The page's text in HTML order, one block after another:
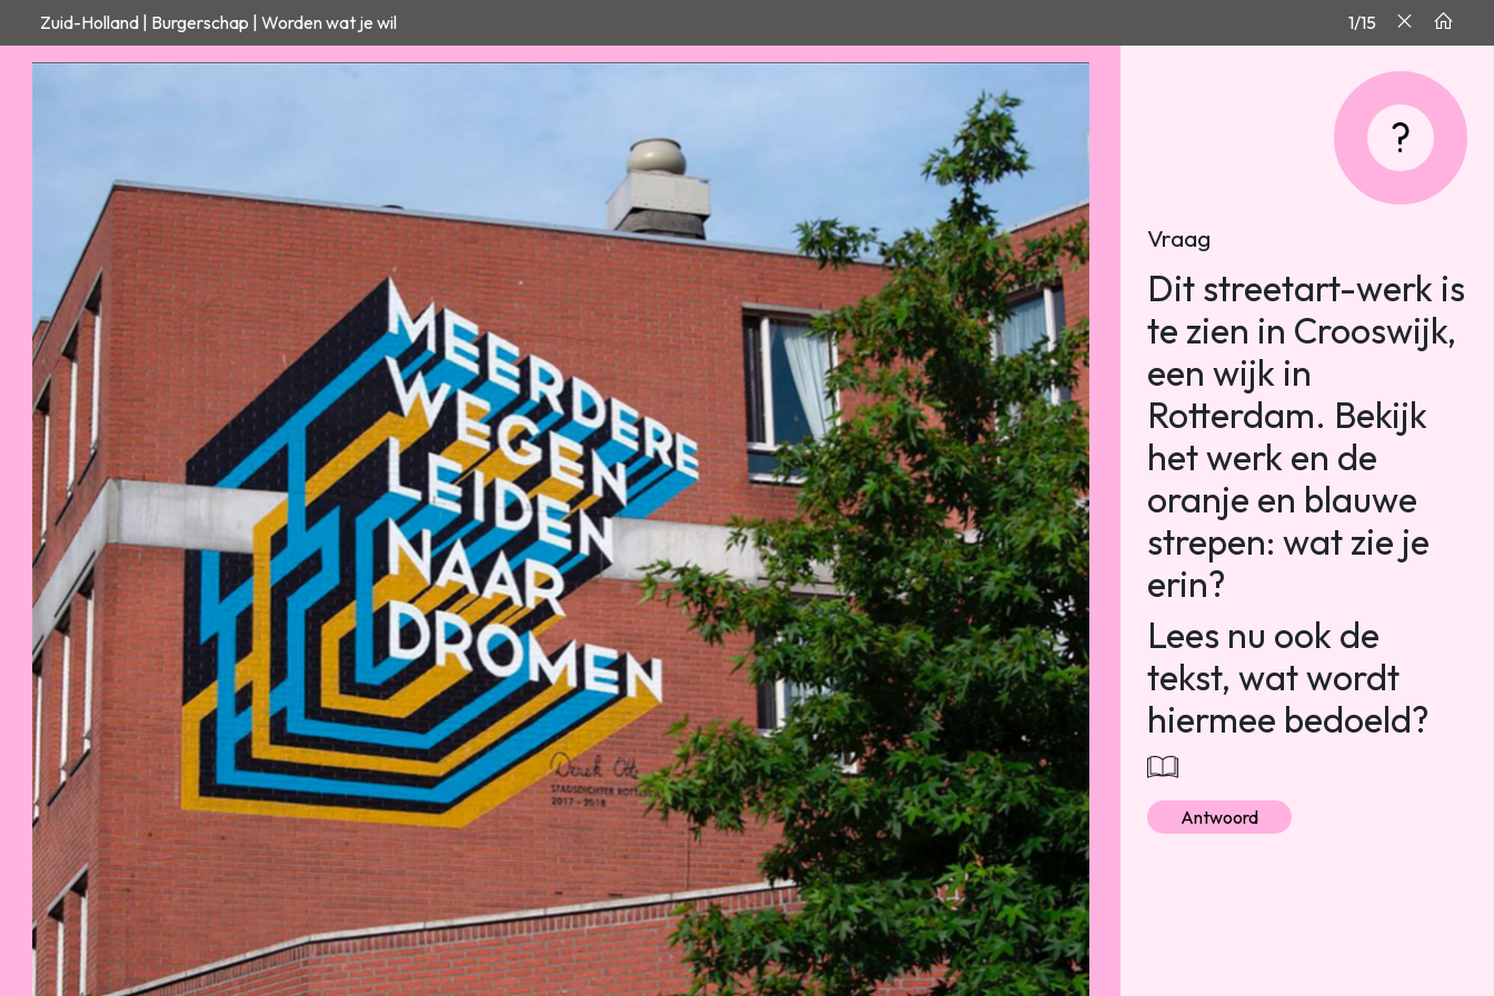
Zuid-Holland | Burgerschap | Worden wat je wil 1/15
Vraag
Dit streetart-werk is
te zien in Crooswijk,
een wijk in
Rotterdam. Bekijk
het werk en de
oranje en blauwe
strepen: wat zie je
erin?
Lees nu ook de
tekst, wat wordt
hiermee bedoeld?
Antwoord